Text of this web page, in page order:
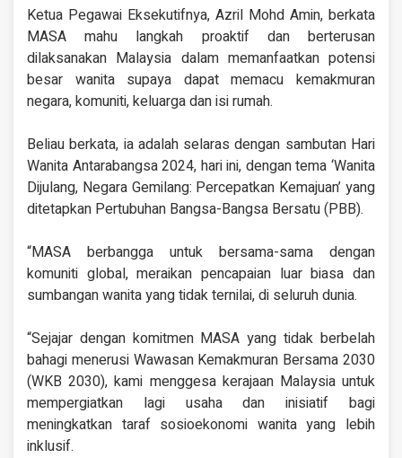
Ketua Pegawai Eksekutifnya, Azril Mohd Amin, berkata
MASA mahu langkah proaktif dan berterusan
dilaksanakan Malaysia dalam memanfaatkan potensi
besar wanita supaya dapat memacu kemakmuran
negara, komuniti, keluarga dan isi rumah.
Beliau berkata, ia adalah selaras dengan sambutan Hari
Wanita Antarabangsa 2024, hari ini, dengan tema ‘Wanita
Dijulang, Negara Gemilang: Percepatkan Kemajuan’ yang
ditetapkan Pertubuhan Bangsa-Bangsa Bersatu (PBB).
“MASA berbangga untuk bersama-sama dengan
komuniti global, meraikan pencapaian luar biasa dan
sumbangan wanita yang tidak ternilai, di seluruh dunia.
“Sejajar dengan komitmen MASA yang tidak berbelah
bahagi menerusi Wawasan Kemakmuran Bersama 2030
(WKB 2030), kami menggesa kerajaan Malaysia untuk
mempergiatkan lagi usaha dan inisiatif bagi
meningkatkan taraf sosioekonomi wanita yang lebih
inklusif.